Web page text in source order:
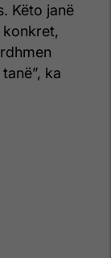
Këto janë
konkret,
ka